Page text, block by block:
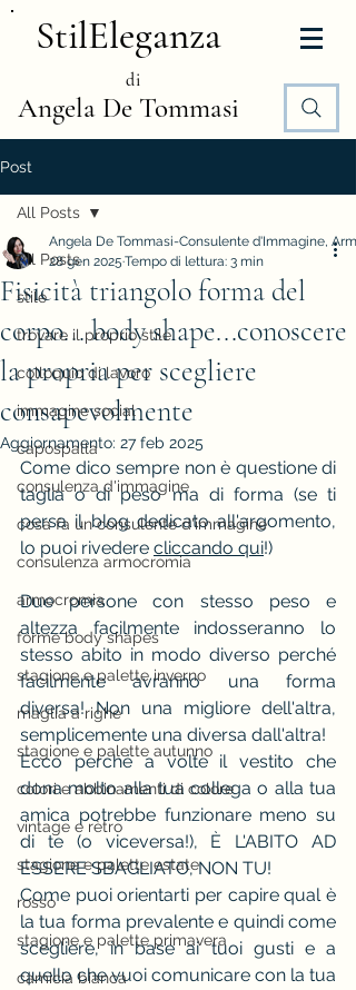
StilEleganza
di
Angela De Tommasi
Post
All Posts
stile
trovare il proprio stile
colloquio di lavoro
immagine social
capospalla
consulenza d'immagine
cosa fa un consulente d'immagine
consulenza armocromia
armocromia
forme body shapes
stagione e palette inverno
maglia a righe
stagione e palette autunno
colori e abbinamenti di colore
vintage e rètro
stagione e palette estate
rosso
stagione e palette primavera
camicia bianca
All Posts
Fisicità triangolo forma del
corpo... body shape...conoscere
la propria per scegliere
consapevolmente
Angela De Tommasi-Consulente d'Immagine,
28 gen 2025 Tempo di lettura: 3 min
Aggiornamento: 27 feb 2025
Come dico sempre non è questione di
taglia o di peso ma di forma (se ti
persa il blog dedicato all'argomento,
lo puoi rivedere cliccando qui!)
Due persone con stesso peso e
altezza facilmente indosseranno lo
stesso abito in modo diverso perché
facilmente avranno una forma
diversa! Non una migliore dell'altra,
semplicemente una diversa dall'altra!
Ecco perché a volte il vestito che
dona molto alla tua collega o alla tua
amica potrebbe funzionare meno su
di te (o viceversa!), È L'ABITO AD
ESSERE SBAGLIATO, NON TU!
Come puoi orientarti per capire qual è
la tua forma prevalente e quindi come
scegliere, in base ai tuoi gusti e a
quello che vuoi comunicare con la tua